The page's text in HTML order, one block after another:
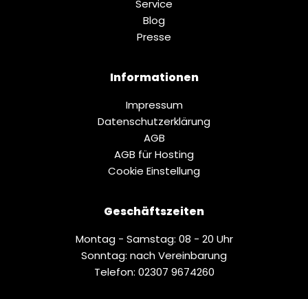
Service
Blog
Presse
Informationen
Impressum
Datenschutz­erklärung
AGB
AGB für Hosting
Cookie Einstellung
Geschäftszeiten
Montag - Samstag: 08 - 20 Uhr
Sonntag: nach Vereinbarung
Telefon: 02307 9674260